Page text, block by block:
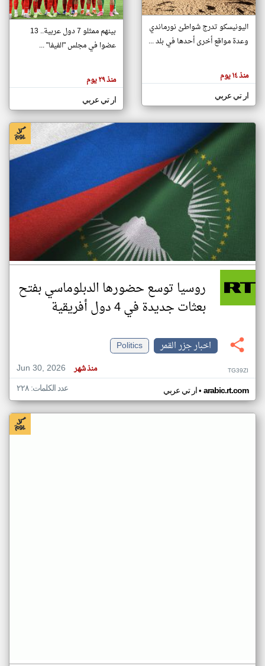
تغيير الدولة
اخبار جزر القمر على مدار الساعة
أهم اخبار جزر القمر العاجلة والمباشرة
هنا عن
وجهة
كاتبيها.
اليونيسكو تدرج شواطئ نورماندي
وعدة مواقع أخرى أحدها في بلد ...
منذ ١٤ يوم
ار تي عربي
بينهم ممثلو 7 دول عربية.. 13
عضوا في مجلس "الفيفا" ...
منذ ٢٩ يوم
ار تي عربي
روسيا توسع حضورها الدبلوماسي بفتح
بعثات جديدة في 4 دول أفريقية
اخبار جزر القمر
Politics
Jun 30, 2026
منذ شهر TG39ZI
ار تي عربي• arabic.rt.com عدد الكلمات: ٢٢٨
klyoum.com